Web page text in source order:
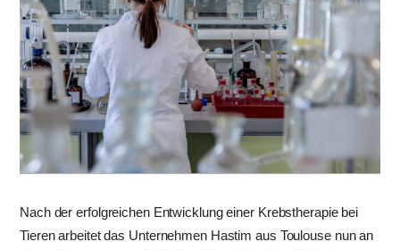
Nach der erfolgreichen Entwicklung einer Krebstherapie bei
Tieren arbeitet das Unternehmen Hastim aus Toulouse nun an